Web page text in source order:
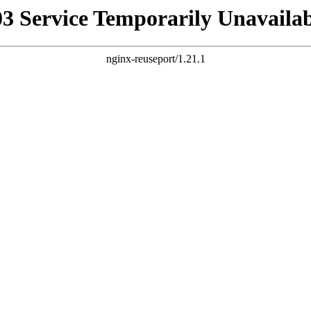
Service Temporarily
nginx-reuseport/1.21.1